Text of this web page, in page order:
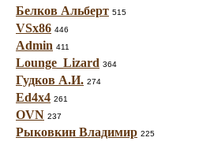
Белков Альберт 515
VSx86 446
Admin 411
Lounge_Lizard 364
Гудков А.И. 274
Ed4x4 261
OVN 237
Рыковкин Владимир 225